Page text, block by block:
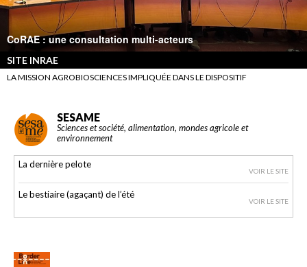
CoRAE : une consultation multi-acteurs
SITE INRAE
LA MISSION AGROBIOSCIENCES IMPLIQUÉE DANS LE DISPOSITIF
SESAME
Sciences et société, alimentation, mondes agricole et
environnement
La dernière pelote
VOIR LE SITE
Le bestiaire (agaçant) de l’été
VOIR LE SITE